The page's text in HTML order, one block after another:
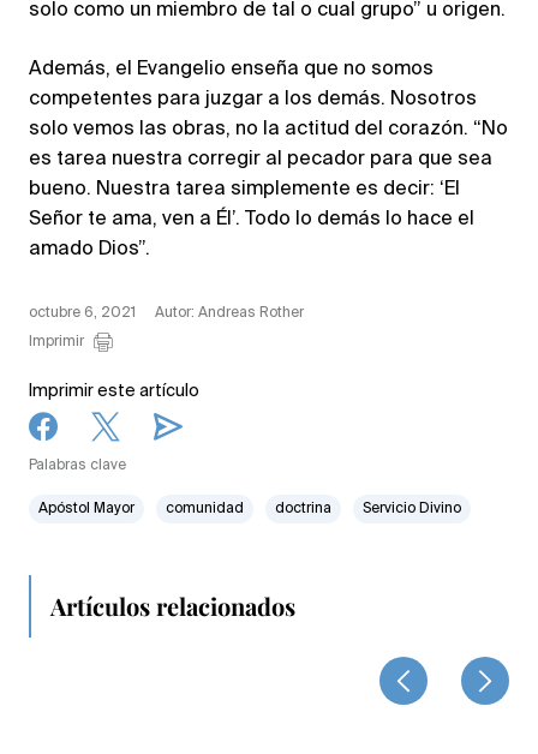
solo como un miembro de tal o cual grupo” u origen.
Además, el Evangelio enseña que no somos
competentes para juzgar a los demás. Nosotros
solo vemos las obras, no la actitud del corazón. “No
es tarea nuestra corregir al pecador para que sea
bueno. Nuestra tarea simplemente es decir: ‘El
Señor te ama, ven a Él’. Todo lo demás lo hace el
amado Dios”.
octubre 6, 2021
Autor: Andreas Rother
Imprimir
Imprimir este artículo
Palabras clave
Apóstol Mayor comunidad doctrina Servicio Divino
Artículos relacionados